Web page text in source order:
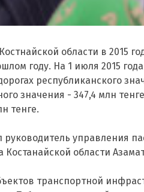
области в 2015
году. На 1 июля 2015
республиканского
значения - 347,4 млн
тенге.
руководитель управления
Костанайской области
транспортной